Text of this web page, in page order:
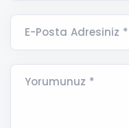
E-Posta Adresiniz *
Yorumunuz *